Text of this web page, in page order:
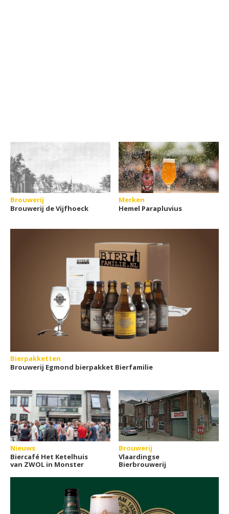
Brouwerij
Brouwerij de Vijfhoeck
Merken
Hemel Parapluvius
Bierpakketten
Brouwerij Egmond bierpakket Bierfamilie
Nieuws
Biercafé Het Ketelhuis
van ZWOL in Monster
Brouwerij
Vlaardingse
Bierbrouwerij